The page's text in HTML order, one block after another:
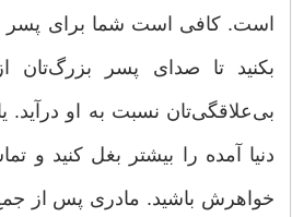
است. کافی است شما برای
بکنید تا صدای پسر
بی‌علاقگی‌تان نسبت به او درآید.
دنیا آمده را بیشتر بغل کنید و
خواهرش باشید. مادری پس از